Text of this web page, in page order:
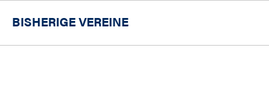
BISHERIGE VEREINE